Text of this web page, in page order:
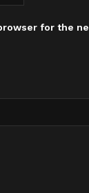
for the